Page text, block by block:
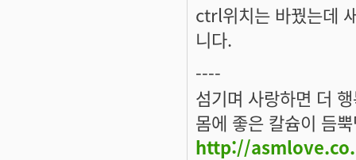
ctrl위치는 바꿨는데
니다.
----
섬기며 사랑하면 더
몸에 좋은 칼슘이 듬
http://